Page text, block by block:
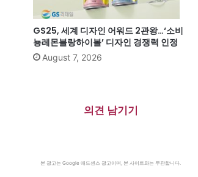
GS25, 세계 디자인 어워드 2관왕…‘소비
뇽레몬블랑하이볼’ 디자인 경쟁력 인정
August 7, 2026
의견 남기기
본 광고는 Google 애드센스 광고이며, 본 사이트와는 무관합니다.